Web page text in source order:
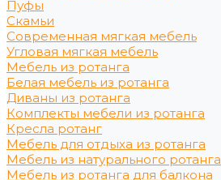
Пуфы
Скамьи
Современная мягкая мебель
Угловая мягкая мебель
Мебель из ротанга
Белая мебель из ротанга
Диваны из ротанга
Комплекты мебели из ротанга
Кресла ротанг
Мебель для отдыха из ротанга
Мебель из натурального ротанга
Мебель из ротанга для балкона